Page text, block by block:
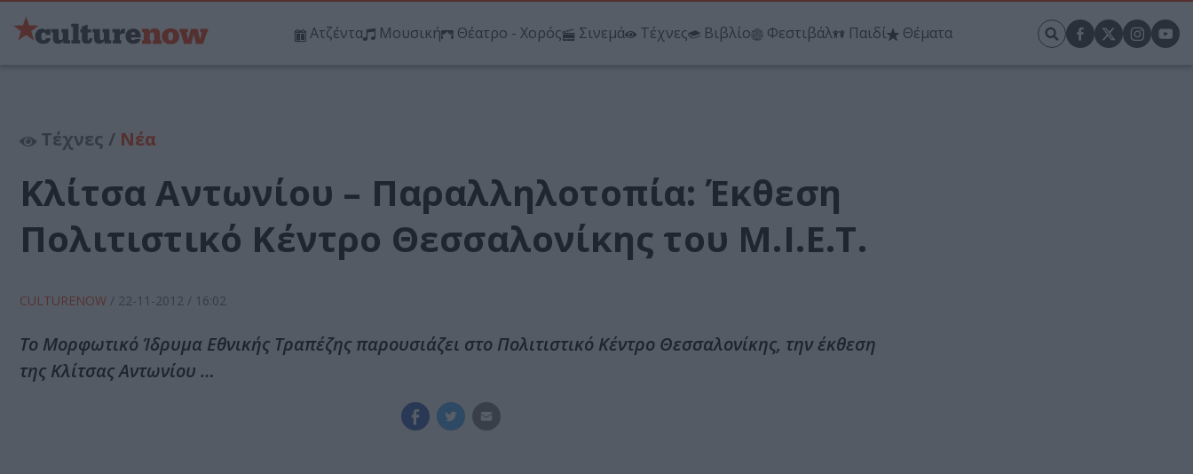
Ατζέντα Μουσική Θέατρο - Χορός Σινεμά Τέχνες Βιβλίο Φεστιβάλ Παιδί Θέματα
Τέχνες / Νέα
Κλίτσα Αντωνίου – Παραλληλοτοπία: Έκθεση
Πολιτιστικό Κέντρο Θεσσαλονίκης του Μ.Ι.Ε.Τ.
CULTURENOW / 22-11-2012 / 16:02
Το Μορφωτικό Ίδρυμα Εθνικής Τραπέζης παρουσιάζει στο Πολιτιστικό Κέντρο Θεσσαλονίκης, την έκθεση
της Κλίτσας Αντωνίου …